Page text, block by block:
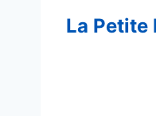
La Petite